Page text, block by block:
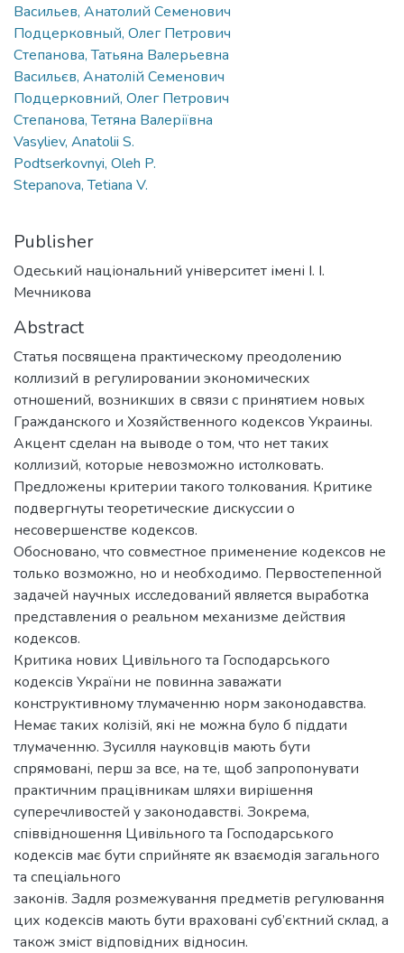
Васильев, Анатолий Семенович
Подцерковный, Олег Петрович
Степанова, Татьяна Валерьевна
Васильєв, Анатолій Семенович
Подцерковний, Олег Петрович
Степанова, Тетяна Валеріївна
Vasyliev, Anatolii S.
Podtserkovnyi, Oleh P.
Stepanova, Tetiana V.
Publisher
Одеський національний університет імені І. І.
Мечникова
Abstract
Статья посвящена практическому преодолению
коллизий в регулировании экономических
отношений, возникших в связи с принятием новых
Гражданского и Хозяйственного кодексов Украины.
Акцент сделан на выводе о том, что нет таких
коллизий, которые невозможно истолковать.
Предложены критерии такого толкования. Критике
подвергнуты теоретические дискуссии о
несовершенстве кодексов.
Обосновано, что совместное применение кодексов не
только возможно, но и необходимо. Первостепенной
задачей научных исследований является выработка
представления о реальном механизме действия
кодексов.
Критика нових Цивільного та Господарського
кодексів України не повинна заважати
конструктивному тлумаченню норм законодавства.
Немає таких колізій, які не можна було б піддати
тлумаченню. Зусилля науковців мають бути
спрямовані, перш за все, на те, щоб запропонувати
практичним працівникам шляхи вирішення
суперечливостей у законодавстві. Зокрема,
співвідношення Цивільного та Господарського
кодексів має бути сприйняте як взаємодія загального
та спеціального
законів. Задля розмежування предметів регулювання
цих кодексів мають бути враховані суб’єктний склад, а
також зміст відповідних відносин.